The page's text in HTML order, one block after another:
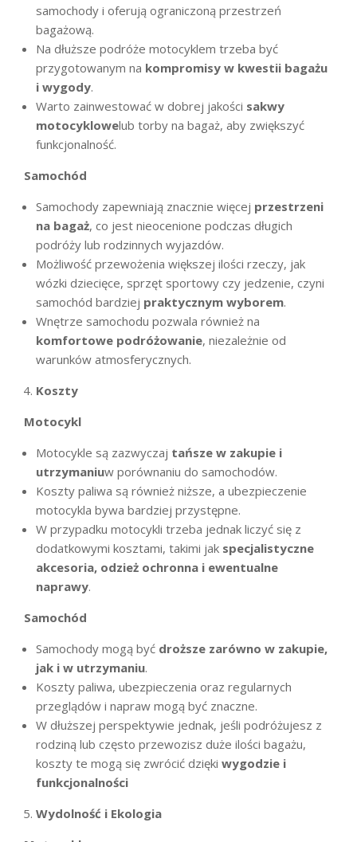
samochody i oferują ograniczoną przestrzeń
bagażową.
Na dłuższe podróże motocyklem trzeba być
przygotowanym na kompromisy w kwestii bagażu
i wygody.
Warto zainwestować w dobrej jakości sakwy
motocyklowelub torby na bagaż, aby zwiększyć
funkcjonalność.
Samochód
Samochody zapewniają znacznie więcej przestrzeni
na bagaż, co jest nieocenione podczas długich
podróży lub rodzinnych wyjazdów.
Możliwość przewożenia większej ilości rzeczy, jak
wózki dziecięce, sprzęt sportowy czy jedzenie, czyni
samochód bardziej praktycznym wyborem.
Wnętrze samochodu pozwala również na
komfortowe podróżowanie, niezależnie od
warunków atmosferycznych.
Koszty
Motocykl
Motocykle są zazwyczaj tańsze w zakupie i
utrzymaniuw porównaniu do samochodów.
Koszty paliwa są również niższe, a ubezpieczenie
motocykla bywa bardziej przystępne.
W przypadku motocykli trzeba jednak liczyć się z
dodatkowymi kosztami, takimi jak specjalistyczne
akcesoria, odzież ochronna i ewentualne
naprawy.
Samochód
Samochody mogą być droższe zarówno w zakupie,
jak i w utrzymaniu.
Koszty paliwa, ubezpieczenia oraz regularnych
przeglądów i napraw mogą być znaczne.
W dłuższej perspektywie jednak, jeśli podróżujesz z
rodziną lub często przewozisz duże ilości bagażu,
koszty te mogą się zwrócić dzięki wygodzie i
funkcjonalności
Wydolność i Ekologia